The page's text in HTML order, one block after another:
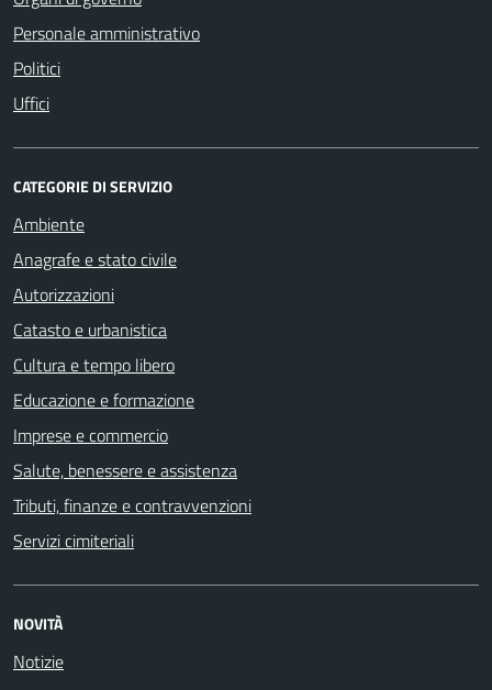
Personale amministrativo
Politici
Uffici
CATEGORIE DI SERVIZIO
Ambiente
Anagrafe e stato civile
Autorizzazioni
Catasto e urbanistica
Cultura e tempo libero
Educazione e formazione
Imprese e commercio
Salute, benessere e assistenza
Tributi, finanze e contravvenzioni
Servizi cimiteriali
NOVITÀ
Notizie